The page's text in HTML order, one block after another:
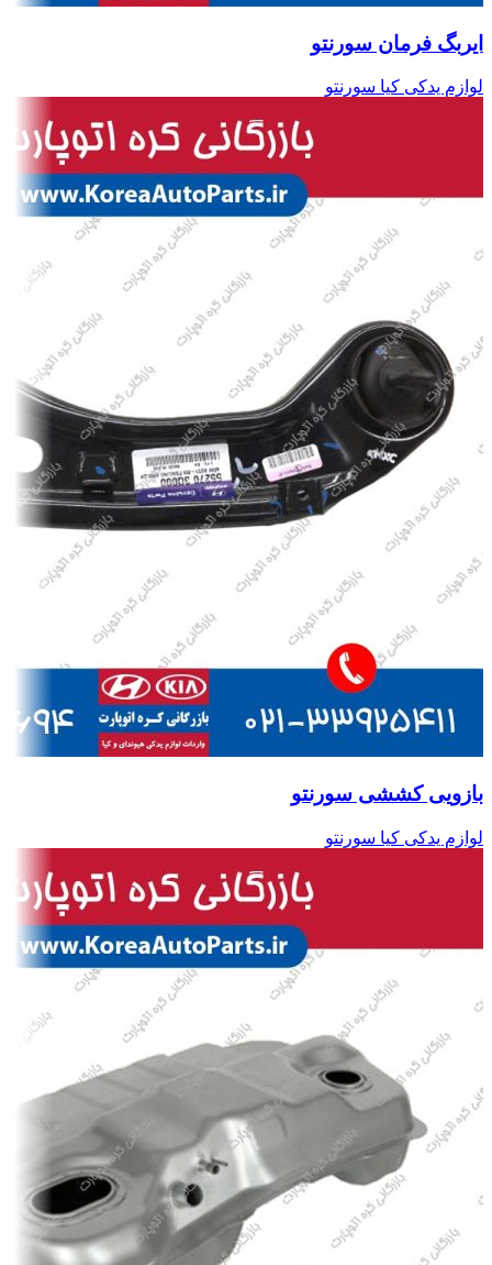
ایربگ فرمان سورنتو
لوازم یدکی کیا سورنتو
بازویی کششی سورنتو
لوازم یدکی کیا سورنتو